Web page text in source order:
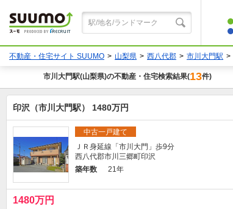
不動産・住宅サイト SUUMO 山梨県 西八代郡 市川大門駅
市川大門駅(山梨県)の不動産・住宅検索結果(13件)
印沢（市川大門駅） 1480万円
中古一戸建て
ＪＲ身延線「市川大門」歩9分
西八代郡市川三郷町印沢
築年数
21年
1480万円